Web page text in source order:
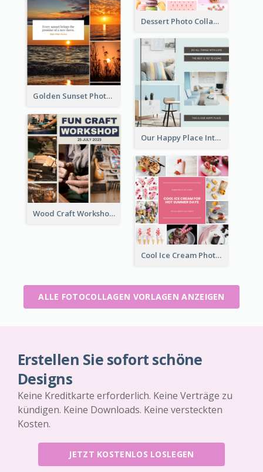
Dessert Photo Collage
Golden Sunset Photo Collage
Our Happy Place Interior Photo Collage
Wood Craft Workshop Photo Collage
Cool Ice Cream Photo Collage
ALLE FOTOCOLLAGEN VORLAGEN ANZEIGEN
Erstellen Sie sofort schöne
Designs
Keine Kreditkarte erforderlich. Keine Verträge zu
kündigen. Keine Downloads. Keine versteckten
Kosten.
JETZT KOSTENLOS LOSLEGEN